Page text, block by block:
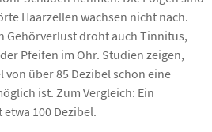
Haarzellen wachsen nicht nach.
Gehörverlust droht auch Tinnitus,
Pfeifen im Ohr. Studien zeigen,
von über 85 Dezibel schon eine
ist. Zum Vergleich: Ein
100 Dezibel.